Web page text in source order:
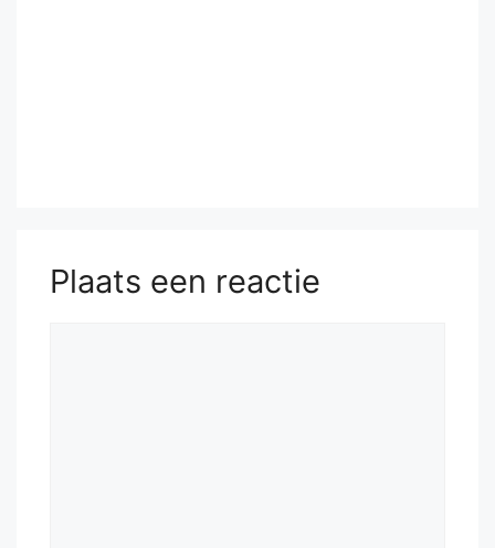
Plaats een reactie